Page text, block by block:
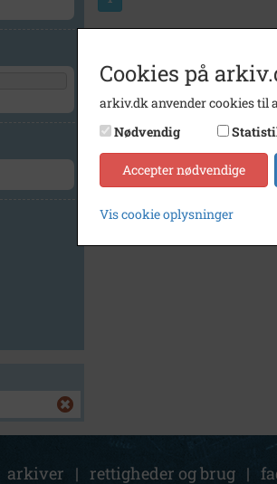
arkiver | rettigheder og brug |
Cookies på
arkiv.dk anvender cookies til
Nødvendig
Accepter nødvendige
Vis cookie oplysninger